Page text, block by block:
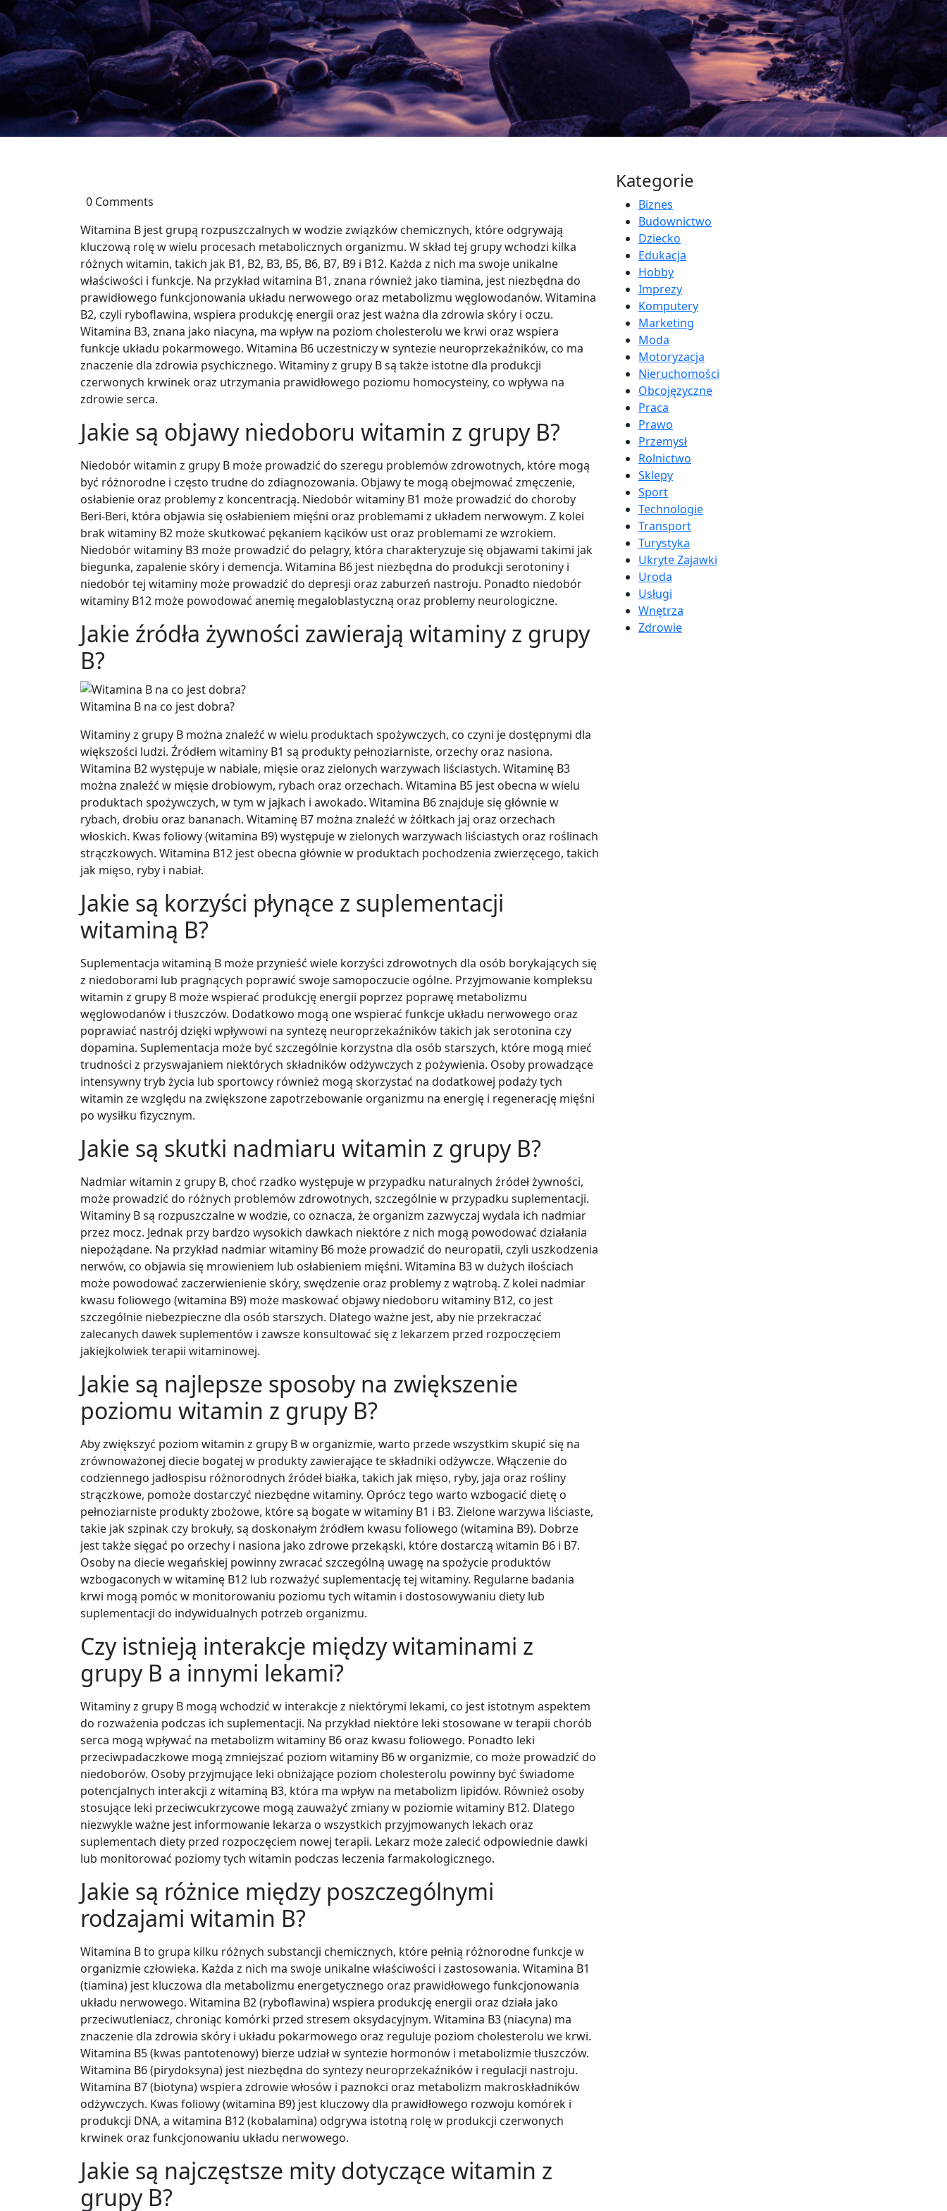
0 Comments
Witamina B jest grupą rozpuszczalnych w wodzie związków chemicznych, które odgrywają
kluczową rolę w wielu procesach metabolicznych organizmu. W skład tej grupy wchodzi kilka
różnych witamin, takich jak B1, B2, B3, B5, B6, B7, B9 i B12. Każda z nich ma swoje unikalne
właściwości i funkcje. Na przykład witamina B1, znana również jako tiamina, jest niezbędna do
prawidłowego funkcjonowania układu nerwowego oraz metabolizmu węglowodanów. Witamina
B2, czyli ryboflawina, wspiera produkcję energii oraz jest ważna dla zdrowia skóry i oczu.
Witamina B3, znana jako niacyna, ma wpływ na poziom cholesterolu we krwi oraz wspiera
funkcje układu pokarmowego. Witamina B6 uczestniczy w syntezie neuroprzekaźników, co ma
znaczenie dla zdrowia psychicznego. Witaminy z grupy B są także istotne dla produkcji
czerwonych krwinek oraz utrzymania prawidłowego poziomu homocysteiny, co wpływa na
zdrowie serca.
Jakie są objawy niedoboru witamin z grupy B?
Niedobór witamin z grupy B może prowadzić do szeregu problemów zdrowotnych, które mogą
być różnorodne i często trudne do zdiagnozowania. Objawy te mogą obejmować zmęczenie,
osłabienie oraz problemy z koncentracją. Niedobór witaminy B1 może prowadzić do choroby
Beri-Beri, która objawia się osłabieniem mięśni oraz problemami z układem nerwowym. Z kolei
brak witaminy B2 może skutkować pękaniem kącików ust oraz problemami ze wzrokiem.
Niedobór witaminy B3 może prowadzić do pelagry, która charakteryzuje się objawami takimi jak
biegunka, zapalenie skóry i demencja. Witamina B6 jest niezbędna do produkcji serotoniny i
niedobór tej witaminy może prowadzić do depresji oraz zaburzeń nastroju. Ponadto niedobór
witaminy B12 może powodować anemię megaloblastyczną oraz problemy neurologiczne.
Jakie źródła żywności zawierają witaminy z grupy
B?
Witamina B na co jest dobra?
Witaminy z grupy B można znaleźć w wielu produktach spożywczych, co czyni je dostępnymi dla
większości ludzi. Źródłem witaminy B1 są produkty pełnoziarniste, orzechy oraz nasiona.
Witamina B2 występuje w nabiale, mięsie oraz zielonych warzywach liściastych. Witaminę B3
można znaleźć w mięsie drobiowym, rybach oraz orzechach. Witamina B5 jest obecna w wielu
produktach spożywczych, w tym w jajkach i awokado. Witamina B6 znajduje się głównie w
rybach, drobiu oraz bananach. Witaminę B7 można znaleźć w żółtkach jaj oraz orzechach
włoskich. Kwas foliowy (witamina B9) występuje w zielonych warzywach liściastych oraz roślinach
strączkowych. Witamina B12 jest obecna głównie w produktach pochodzenia zwierzęcego, takich
jak mięso, ryby i nabiał.
Jakie są korzyści płynące z suplementacji
witaminą B?
Suplementacja witaminą B może przynieść wiele korzyści zdrowotnych dla osób borykających się
z niedoborami lub pragnących poprawić swoje samopoczucie ogólne. Przyjmowanie kompleksu
witamin z grupy B może wspierać produkcję energii poprzez poprawę metabolizmu
węglowodanów i tłuszczów. Dodatkowo mogą one wspierać funkcje układu nerwowego oraz
poprawiać nastrój dzięki wpływowi na syntezę neuroprzekaźników takich jak serotonina czy
dopamina. Suplementacja może być szczególnie korzystna dla osób starszych, które mogą mieć
trudności z przyswajaniem niektórych składników odżywczych z pożywienia. Osoby prowadzące
intensywny tryb życia lub sportowcy również mogą skorzystać na dodatkowej podaży tych
witamin ze względu na zwiększone zapotrzebowanie organizmu na energię i regenerację mięśni
po wysiłku fizycznym.
Jakie są skutki nadmiaru witamin z grupy B?
Nadmiar witamin z grupy B, choć rzadko występuje w przypadku naturalnych źródeł żywności,
może prowadzić do różnych problemów zdrowotnych, szczególnie w przypadku suplementacji.
Witaminy B są rozpuszczalne w wodzie, co oznacza, że organizm zazwyczaj wydala ich nadmiar
przez mocz. Jednak przy bardzo wysokich dawkach niektóre z nich mogą powodować działania
niepożądane. Na przykład nadmiar witaminy B6 może prowadzić do neuropatii, czyli uszkodzenia
nerwów, co objawia się mrowieniem lub osłabieniem mięśni. Witamina B3 w dużych ilościach
może powodować zaczerwienienie skóry, swędzenie oraz problemy z wątrobą. Z kolei nadmiar
kwasu foliowego (witamina B9) może maskować objawy niedoboru witaminy B12, co jest
szczególnie niebezpieczne dla osób starszych. Dlatego ważne jest, aby nie przekraczać
zalecanych dawek suplementów i zawsze konsultować się z lekarzem przed rozpoczęciem
jakiejkolwiek terapii witaminowej.
Jakie są najlepsze sposoby na zwiększenie
poziomu witamin z grupy B?
Aby zwiększyć poziom witamin z grupy B w organizmie, warto przede wszystkim skupić się na
zrównoważonej diecie bogatej w produkty zawierające te składniki odżywcze. Włączenie do
codziennego jadłospisu różnorodnych źródeł białka, takich jak mięso, ryby, jaja oraz rośliny
strączkowe, pomoże dostarczyć niezbędne witaminy. Oprócz tego warto wzbogacić dietę o
pełnoziarniste produkty zbożowe, które są bogate w witaminy B1 i B3. Zielone warzywa liściaste,
takie jak szpinak czy brokuły, są doskonałym źródłem kwasu foliowego (witamina B9). Dobrze
jest także sięgać po orzechy i nasiona jako zdrowe przekąski, które dostarczą witamin B6 i B7.
Osoby na diecie wegańskiej powinny zwracać szczególną uwagę na spożycie produktów
wzbogaconych w witaminę B12 lub rozważyć suplementację tej witaminy. Regularne badania
krwi mogą pomóc w monitorowaniu poziomu tych witamin i dostosowywaniu diety lub
suplementacji do indywidualnych potrzeb organizmu.
Czy istnieją interakcje między witaminami z
grupy B a innymi lekami?
Witaminy z grupy B mogą wchodzić w interakcje z niektórymi lekami, co jest istotnym aspektem
do rozważenia podczas ich suplementacji. Na przykład niektóre leki stosowane w terapii chorób
serca mogą wpływać na metabolizm witaminy B6 oraz kwasu foliowego. Ponadto leki
przeciwpadaczkowe mogą zmniejszać poziom witaminy B6 w organizmie, co może prowadzić do
niedoborów. Osoby przyjmujące leki obniżające poziom cholesterolu powinny być świadome
potencjalnych interakcji z witaminą B3, która ma wpływ na metabolizm lipidów. Również osoby
stosujące leki przeciwcukrzycowe mogą zauważyć zmiany w poziomie witaminy B12. Dlatego
niezwykle ważne jest informowanie lekarza o wszystkich przyjmowanych lekach oraz
suplementach diety przed rozpoczęciem nowej terapii. Lekarz może zalecić odpowiednie dawki
lub monitorować poziomy tych witamin podczas leczenia farmakologicznego.
Jakie są różnice między poszczególnymi
rodzajami witamin B?
Witamina B to grupa kilku różnych substancji chemicznych, które pełnią różnorodne funkcje w
organizmie człowieka. Każda z nich ma swoje unikalne właściwości i zastosowania. Witamina B1
(tiamina) jest kluczowa dla metabolizmu energetycznego oraz prawidłowego funkcjonowania
układu nerwowego. Witamina B2 (ryboflawina) wspiera produkcję energii oraz działa jako
przeciwutleniacz, chroniąc komórki przed stresem oksydacyjnym. Witamina B3 (niacyna) ma
znaczenie dla zdrowia skóry i układu pokarmowego oraz reguluje poziom cholesterolu we krwi.
Witamina B5 (kwas pantotenowy) bierze udział w syntezie hormonów i metabolizmie tłuszczów.
Witamina B6 (pirydoksyna) jest niezbędna do syntezy neuroprzekaźników i regulacji nastroju.
Witamina B7 (biotyna) wspiera zdrowie włosów i paznokci oraz metabolizm makroskładników
odżywczych. Kwas foliowy (witamina B9) jest kluczowy dla prawidłowego rozwoju komórek i
produkcji DNA, a witamina B12 (kobalamina) odgrywa istotną rolę w produkcji czerwonych
krwinek oraz funkcjonowaniu układu nerwowego.
Jakie są najczęstsze mity dotyczące witamin z
grupy B?
Kategorie
Biznes
Budownictwo
Dziecko
Edukacja
Hobby
Imprezy
Komputery
Marketing
Moda
Motoryzacja
Nieruchomości
Obcojęzyczne
Praca
Prawo
Przemysł
Rolnictwo
Sklepy
Sport
Technologie
Transport
Turystyka
Ukryte Zajawki
Uroda
Usługi
Wnętrza
Zdrowie